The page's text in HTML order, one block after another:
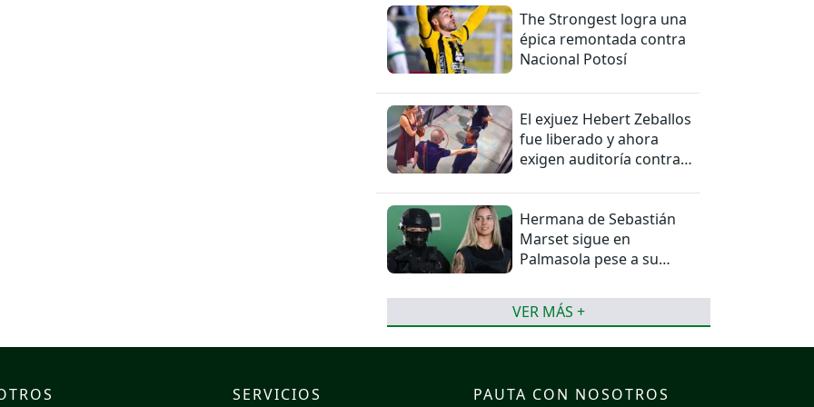
The Strongest logra una
épica remontada contra
Nacional Potosí
El exjuez Hebert Zeballos
fue liberado y ahora
exigen auditoría contra
Hermana de Sebastián
Marset sigue en
Palmasola pese a su
VER MÁS +
SERVICIOS PAUTA CON NOSOTROS